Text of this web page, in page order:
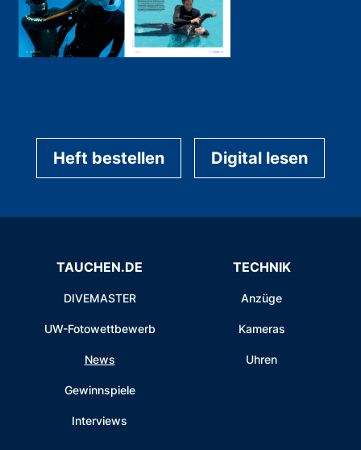
Heft bestellen Digital lesen
TAUCHEN.DE
DIVEMASTER
UW-Fotowettbewerb
News
Gewinnspiele
Interviews
TECHNIK
Anzüge
Kameras
Uhren